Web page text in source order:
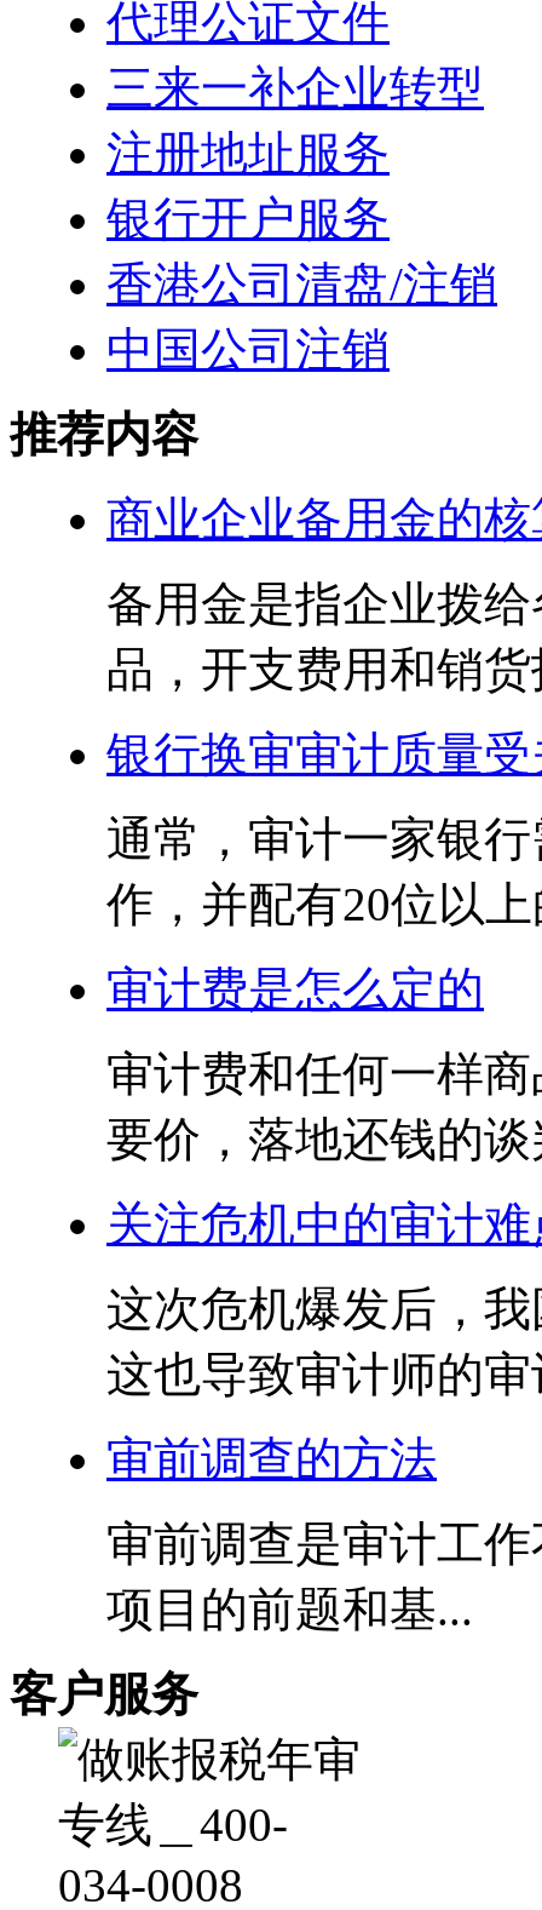
代理公证文件
三来一补企业转型
注册地址服务
银行开户服务
香港公司清盘/注销
中国公司注销
推荐内容
商业企业备用金的核
备用金是指企业拨
品，开支费用和销
银行换审审计质量
通常，审计一家银
作，并配有20位以
审计费是怎么定的
审计费和任何一样
要价，落地还钱的
关注危机中的审计难
这次危机爆发后，
这也导致审计师的
审前调查的方法
审前调查是审计工
项目的前题和基...
客户服务